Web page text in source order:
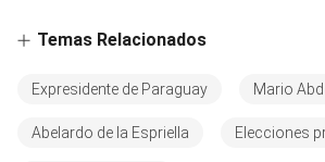
Temas Relacionados
Expresidente de Paraguay Mario
Abelardo de la Espriella Elecciones